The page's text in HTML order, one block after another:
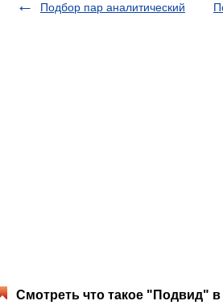
Подбор пар аналитический
Смотреть что такое "Подвид" в